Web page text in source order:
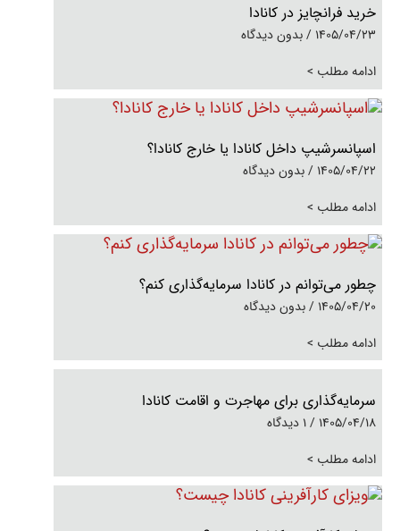
خرید فرانچایز در کانادا
1405/04/23
بدون دیدگاه
ادامه مطلب >
اسپانسرشیپ داخل کانادا یا خارج کانادا؟
1405/04/22
بدون دیدگاه
ادامه مطلب >
چطور می‌توانم در کانادا سرمایه‌گذاری کنم؟
1405/04/20
بدون دیدگاه
ادامه مطلب >
سرمایه‌گذاری برای مهاجرت و اقامت کانادا
1405/04/18
1 دیدگاه
ادامه مطلب >